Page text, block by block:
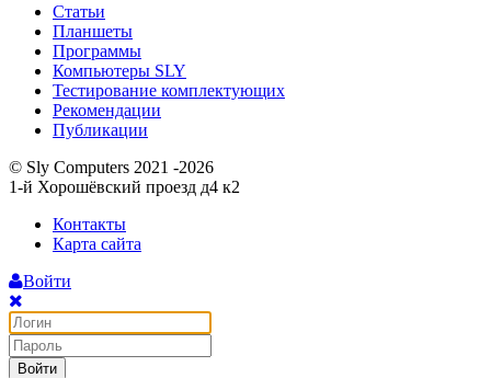
Статьи
Планшеты
Программы
Компьютеры SLY
Тестирование комплектующих
Рекомендации
Публикации
© Sly Computers 2021 -2026
1-й Хорошёвский проезд д4 к2
Контакты
Карта сайта
Войти
Войти